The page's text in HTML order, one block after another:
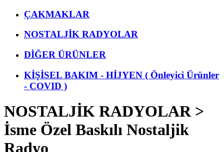
ÇAKMAKLAR
NOSTALJİK RADYOLAR
DİĞER ÜRÜNLER
KİŞİSEL BAKIM - HİJYEN ( Önleyici Ürünler
- COVID )
NOSTALJİK RADYOLAR >
İsme Özel Baskılı Nostaljik
Radyo